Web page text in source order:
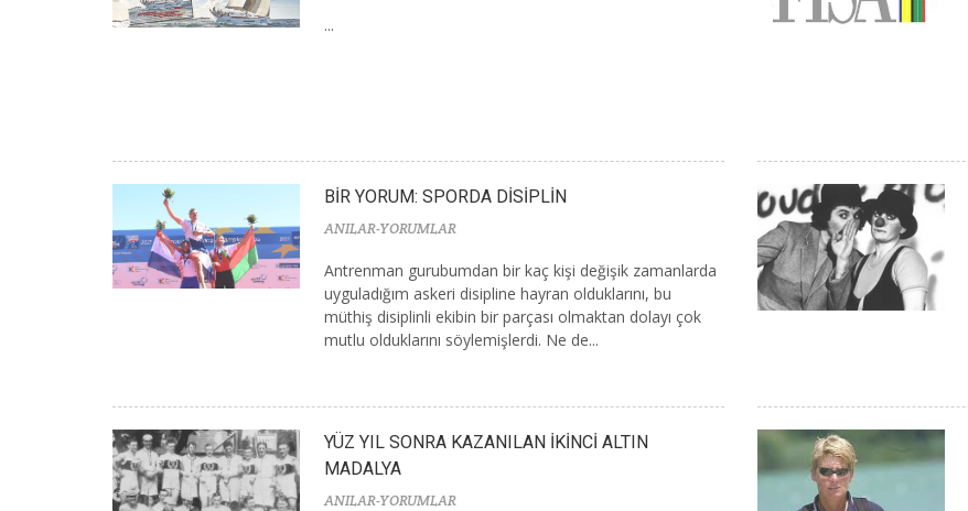
...
BİR YORUM: SPORDA DİSİPLİN
ANILAR-YORUMLAR
Antrenman gurubumdan bir kaç kişi değişik zamanlarda
uyguladığım askeri disipline hayran olduklarını, bu
müthiş disiplinli ekibin bir parçası olmaktan dolayı çok
mutlu olduklarını söylemişlerdi. Ne de...
YÜZ YIL SONRA KAZANILAN İKİNCİ ALTIN
MADALYA
ANILAR-YORUMLAR